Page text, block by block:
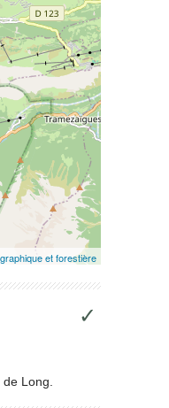
✓
Long.